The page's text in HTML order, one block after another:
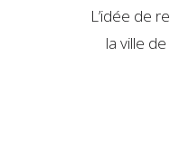
L’idée de
la ville